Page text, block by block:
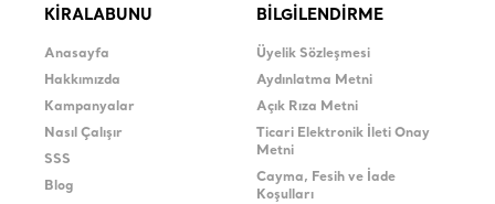
KİRALABUNU
Anasayfa
Hakkımızda
Kampanyalar
Nasıl Çalışır
SSS
Blog
BİLGİLENDİRME
Üyelik Sözleşmesi
Aydınlatma Metni
Açık Rıza Metni
Ticari Elektronik İleti Onay
Metni
Cayma, Fesih ve İade
Koşulları